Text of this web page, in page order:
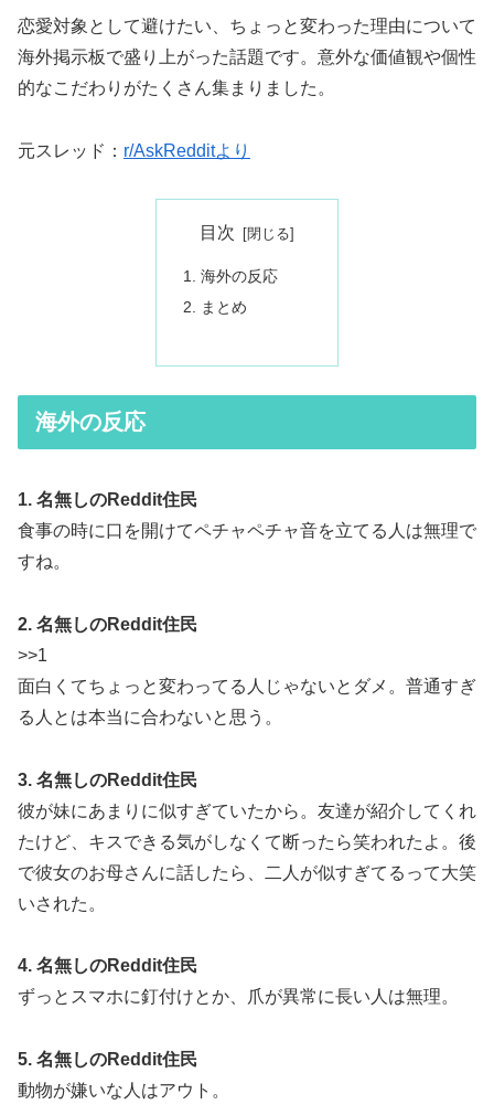
恋愛対象として避けたい、ちょっと変わった理由について
海外掲示板で盛り上がった話題です。意外な価値観や個性
的なこだわりがたくさん集まりました。
元スレッド： r/AskRedditより
目次
海外の反応
まとめ
海外の反応
1. 名無しのReddit住民
食事の時に口を開けてペチャペチャ音を立てる人は無理で
すね。
2. 名無しのReddit住民
>>1
面白くてちょっと変わってる人じゃないとダメ。普通すぎ
る人とは本当に合わないと思う。
3. 名無しのReddit住民
彼が妹にあまりに似すぎていたから。友達が紹介してくれ
たけど、キスできる気がしなくて断ったら笑われたよ。後
で彼女のお母さんに話したら、二人が似すぎてるって大笑
いされた。
4. 名無しのReddit住民
ずっとスマホに釘付けとか、爪が異常に長い人は無理。
5. 名無しのReddit住民
動物が嫌いな人はアウト。